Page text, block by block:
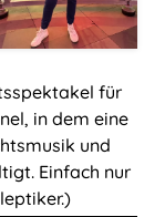
für
in dem eine
und
Einfach nur